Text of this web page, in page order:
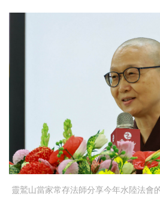
靈鷲山當家常存法師分享今年水陸法會